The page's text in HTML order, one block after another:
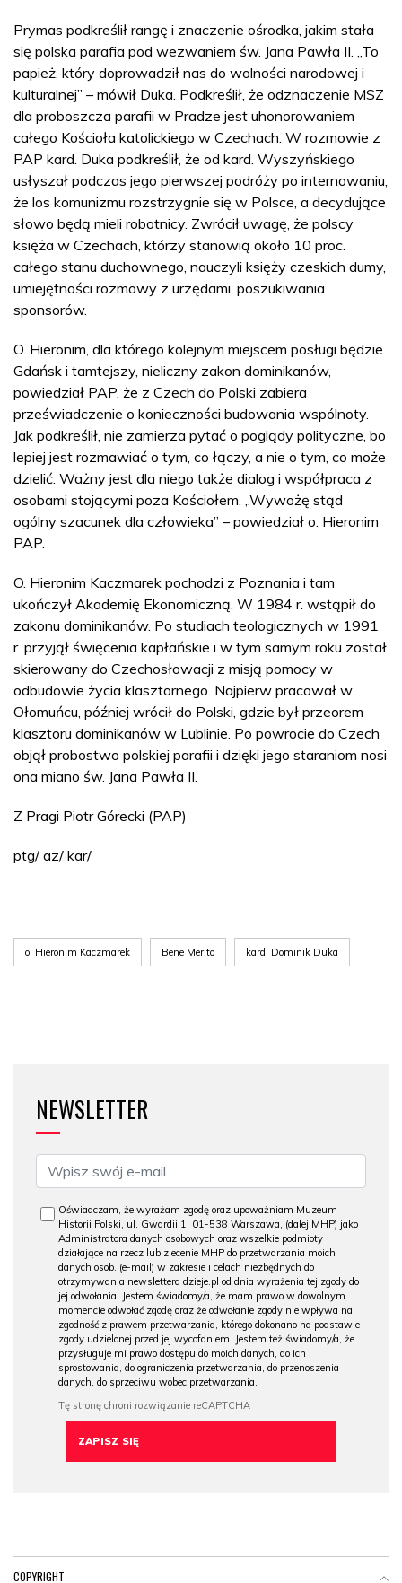
Prymas podkreślił rangę i znaczenie ośrodka, jakim stała
się polska parafia pod wezwaniem św. Jana Pawła II. „To
papież, który doprowadził nas do wolności narodowej i
kulturalnej” – mówił Duka. Podkreślił, że odznaczenie MSZ
dla proboszcza parafii w Pradze jest uhonorowaniem
całego Kościoła katolickiego w Czechach. W rozmowie z
PAP kard. Duka podkreślił, że od kard. Wyszyńskiego
usłyszał podczas jego pierwszej podróży po internowaniu,
że los komunizmu rozstrzygnie się w Polsce, a decydujące
słowo będą mieli robotnicy. Zwrócił uwagę, że polscy
księża w Czechach, którzy stanowią około 10 proc.
całego stanu duchownego, nauczyli księży czeskich dumy,
umiejętności rozmowy z urzędami, poszukiwania
sponsorów.
O. Hieronim, dla którego kolejnym miejscem posługi będzie
Gdańsk i tamtejszy, nieliczny zakon dominikanów,
powiedział PAP, że z Czech do Polski zabiera
przeświadczenie o konieczności budowania wspólnoty.
Jak podkreślił, nie zamierza pytać o poglądy polityczne, bo
lepiej jest rozmawiać o tym, co łączy, a nie o tym, co może
dzielić. Ważny jest dla niego także dialog i współpraca z
osobami stojącymi poza Kościołem. „Wywożę stąd
ogólny szacunek dla człowieka” – powiedział o. Hieronim
PAP.
O. Hieronim Kaczmarek pochodzi z Poznania i tam
ukończył Akademię Ekonomiczną. W 1984 r. wstąpił do
zakonu dominikanów. Po studiach teologicznych w 1991
r. przyjął święcenia kapłańskie i w tym samym roku został
skierowany do Czechosłowacji z misją pomocy w
odbudowie życia klasztornego. Najpierw pracował w
Ołomuńcu, później wrócił do Polski, gdzie był przeorem
klasztoru dominikanów w Lublinie. Po powrocie do Czech
objął probostwo polskiej parafii i dzięki jego staraniom nosi
ona miano św. Jana Pawła II.
Z Pragi Piotr Górecki (PAP)
ptg/ az/ kar/
o. Hieronim Kaczmarek Bene Merito kard. Dominik Duka
NEWSLETTER
Oświadczam, że wyrażam zgodę oraz upoważniam Muzeum
Historii Polski, ul. Gwardii 1, 01-538 Warszawa, (dalej MHP) jako
Administratora danych osobowych oraz wszelkie podmioty
działające na rzecz lub zlecenie MHP do przetwarzania moich
danych osob. (e-mail) w zakresie i celach niezbędnych do
otrzymywania newslettera dzieje.pl od dnia wyrażenia tej zgody do
jej odwołania. Jestem świadomy/a, że mam prawo w dowolnym
momencie odwołać zgodę oraz że odwołanie zgody nie wpływa na
zgodność z prawem przetwarzania, którego dokonano na podstawie
zgody udzielonej przed jej wycofaniem. Jestem też świadomy/a, że
przysługuje mi prawo dostępu do moich danych, do ich
sprostowania, do ograniczenia przetwarzania, do przenoszenia
danych, do sprzeciwu wobec przetwarzania.
COPYRIGHT